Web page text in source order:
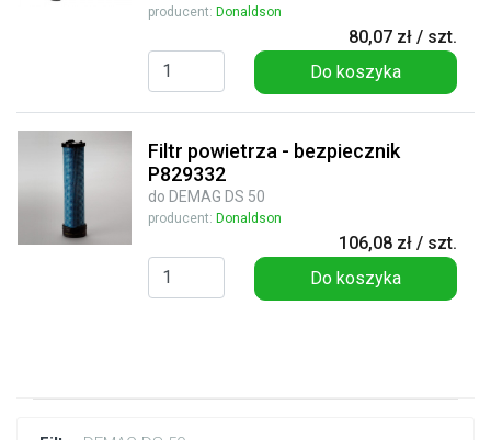
producent: Donaldson
80,07 zł / szt.
Do koszyka
Filtr powietrza - bezpiecznik
P829332
do DEMAG DS 50
producent: Donaldson
106,08 zł / szt.
Do koszyka